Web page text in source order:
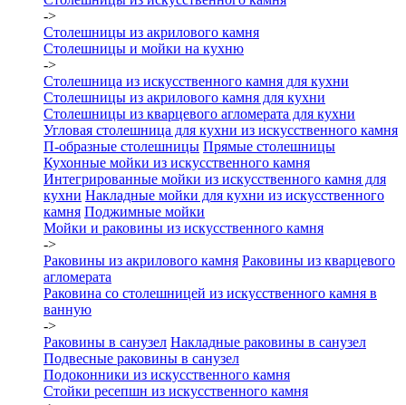
->
Столешницы из акрилового камня
Столешницы и мойки на кухню
->
Столешница из искусственного камня для кухни
Столешницы из акрилового камня для кухни
Столешницы из кварцевого агломерата для кухни
Угловая столешница для кухни из искусственного камня
П-образные столешницы Прямые столешницы
Кухонные мойки из искусственного камня
Интегрированные мойки из искусственного камня для
кухни Накладные мойки для кухни из искусственного
камня Поджимные мойки
Мойки и раковины из искусственного камня
->
Раковины из акрилового камня Раковины из кварцевого
агломерата
Раковина со столешницей из искусственного камня в
ванную
->
Раковины в санузел Накладные раковины в санузел
Подвесные раковины в санузел
Подоконники из искусственного камня
Стойки ресепшн из искусственного камня